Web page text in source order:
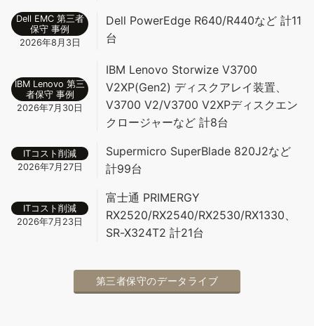
Dell EMC 第三者
保守 事例
2026年8月3日
Dell PowerEdge R640/R440など 計11
台
IBM Lenovo 第三
者保守 事例
2026年7月30日
IBM Lenovo Storwize V3700
V2XP(Gen2) ディスクアレイ装置、
V3700 V2/V3700 V2XPディスクエン
クロージャーなど 計8台
ITコスト削減
2026年7月27日
Supermicro SuperBlade 820J2など
計99台
ITコスト削減
2026年7月23日
富士通 PRIMERGY
RX2520/RX2540/RX2530/RX1330、
SR-X324T2 計21台
第三者保守のデータライブ